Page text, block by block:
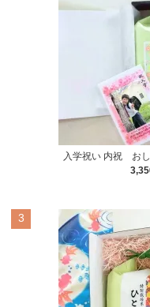
入学祝い 内祝 お
3